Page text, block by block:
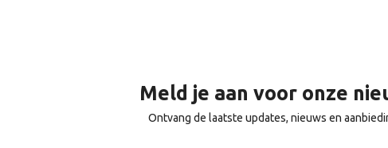
Meld je aan voor onze
Ontvang de laatste updates, nieuws en